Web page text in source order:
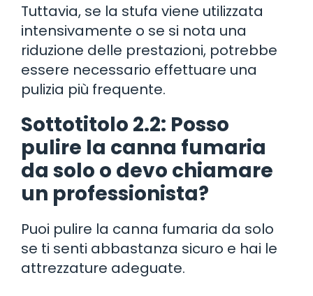
Tuttavia, se la stufa viene utilizzata
intensivamente o se si nota una
riduzione delle prestazioni, potrebbe
essere necessario effettuare una
pulizia più frequente.
Sottotitolo 2.2: Posso
pulire la canna fumaria
da solo o devo chiamare
un professionista?
Puoi pulire la canna fumaria da solo
se ti senti abbastanza sicuro e hai le
attrezzature adeguate.